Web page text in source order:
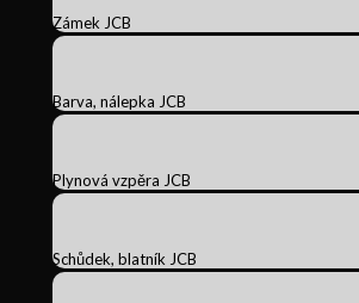
Zámek JCB
Barva, nálepka JCB
Plynová vzpěra JCB
Schůdek, blatník JCB